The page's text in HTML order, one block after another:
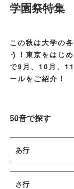
学園祭特集
この秋は大学の
う！東京をはじ
で9月、10月、
ールをご紹介！
50音で探す
あ行
さ行